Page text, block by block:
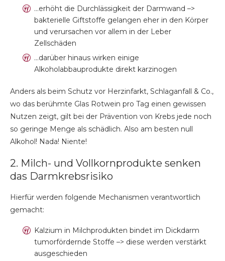
…erhöht die Durchlässigkeit der Darmwand –>
bakterielle Giftstoffe gelangen eher in den Körper
und verursachen vor allem in der Leber
Zellschäden
…darüber hinaus wirken einige
Alkoholabbauprodukte direkt karzinogen
Anders als beim Schutz vor Herzinfarkt, Schlaganfall & Co.,
wo das berühmte Glas Rotwein pro Tag einen gewissen
Nutzen zeigt, gilt bei der Prävention von Krebs jede noch
so geringe Menge als schädlich. Also am besten null
Alkohol! Nada! Niente!
2. Milch- und Vollkornprodukte senken
das Darmkrebsrisiko
Hierfür werden folgende Mechanismen verantwortlich
gemacht:
Kalzium in Milchprodukten bindet im Dickdarm
tumorfördernde Stoffe –> diese werden verstärkt
ausgeschieden